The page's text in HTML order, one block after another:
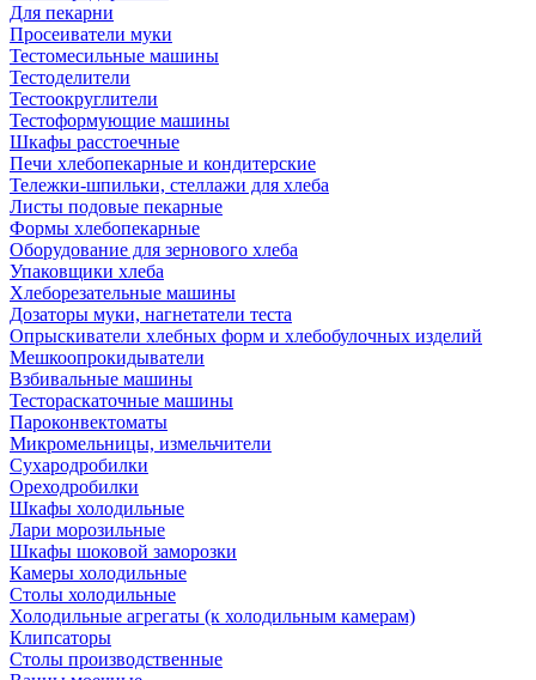
Для пекарни
Просеиватели муки
Тестомесильные машины
Тестоделители
Тестоокруглители
Тестоформующие машины
Шкафы расстоечные
Печи хлебопекарные и кондитерские
Тележки-шпильки, стеллажи для хлеба
Листы подовые пекарные
Формы хлебопекарные
Оборудование для зернового хлеба
Упаковщики хлеба
Хлеборезательные машины
Дозаторы муки, нагнетатели теста
Опрыскиватели хлебных форм и хлебобулочных изделий
Мешкоопрокидыватели
Взбивальные машины
Тестораскаточные машины
Пароконвектоматы
Микромельницы, измельчители
Сухародробилки
Ореходробилки
Шкафы холодильные
Лари морозильные
Шкафы шоковой заморозки
Камеры холодильные
Столы холодильные
Холодильные агрегаты (к холодильным камерам)
Клипсаторы
Столы производственные